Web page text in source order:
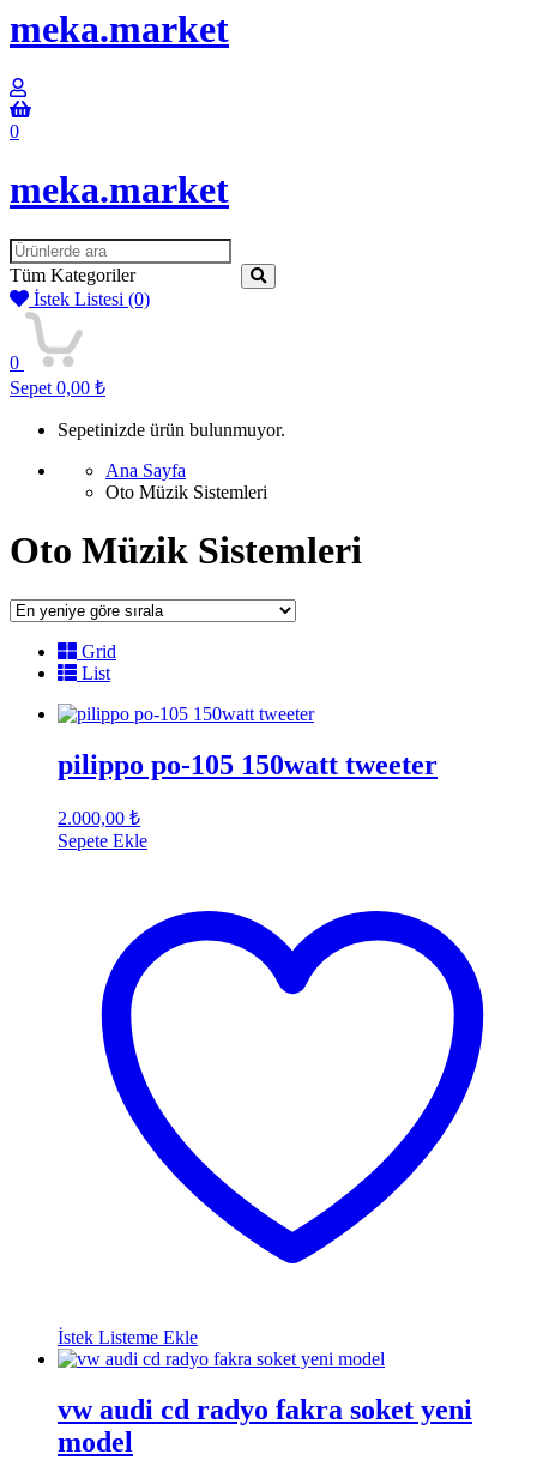
meka.market
0
meka.market
Ara
:Tüm Kategoriler
İstek Listesi (0)
0
Sepet 0,00 ₺
Sepetinizde ürün bulunmuyor.
Ana Sayfa
Oto Müzik Sistemleri
Oto Müzik Sistemleri
Grid
List
pilippo po-105 150watt tweeter
2.000,00 ₺
Sepete Ekle
İstek Listeme Ekle
vw audi cd radyo fakra soket yeni
model